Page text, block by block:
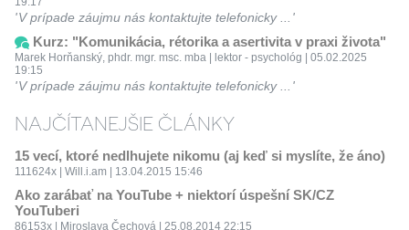
V prípade záujmu nás kontaktujte telefonicky ...
Kurz: "Komunikácia, rétorika a asertivita v praxi života"
Marek Horňanský, phdr. mgr. msc. mba | lektor - psychológ | 05.02.2025
19:15
V prípade záujmu nás kontaktujte telefonicky ...
NAJČÍTANEJŠIE ČLÁNKY
15 vecí, ktoré nedlhujete nikomu (aj keď si myslíte, že áno)
111624x | Will.i.am | 13.04.2015 15:46
Ako zarábať na YouTube + niektorí úspešní SK/CZ
YouTuberi
86153x | Miroslava Čechová | 25.08.2014 22:15